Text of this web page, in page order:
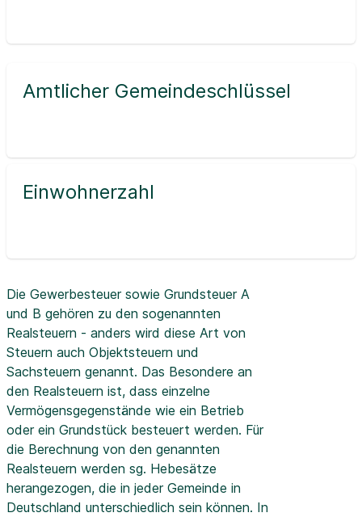
Amtlicher Gemeindeschlüssel
Einwohnerzahl
Die Gewerbesteuer sowie Grundsteuer A
und B gehören zu den sogenannten
Realsteuern - anders wird diese Art von
Steuern auch Objektsteuern und
Sachsteuern genannt. Das Besondere an
den Realsteuern ist, dass einzelne
Vermögensgegenstände wie ein Betrieb
oder ein Grundstück besteuert werden. Für
die Berechnung von den genannten
Realsteuern werden sg. Hebesätze
herangezogen, die in jeder Gemeinde in
Deutschland unterschiedlich sein können. In